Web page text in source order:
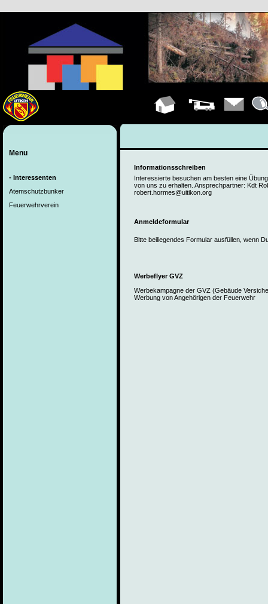
Menu
- Interessenten
Atemschutzbunker
Feuerwehrverein
Informationsschreiben
Interessierte besuchen am besten eine
von uns zu erhalten. Ansprechpartner: Kdt
robert.hormes@uitikon.org
Anmeldeformular
Bitte beiliegendes Formular ausfüllen, wenn
Werbeflyer GVZ
Werbekampagne der GVZ (Gebäude
Werbung von Angehörigen der Feuerwehr